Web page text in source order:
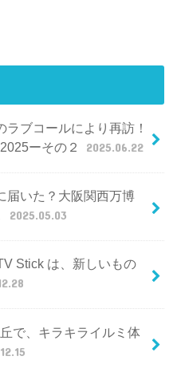
ラブコールにより再訪！
ーその２
2025.06.22
届いた？大阪関西万博
2025.05.03
Stick は、新しいもの
で、キラキライルミ体